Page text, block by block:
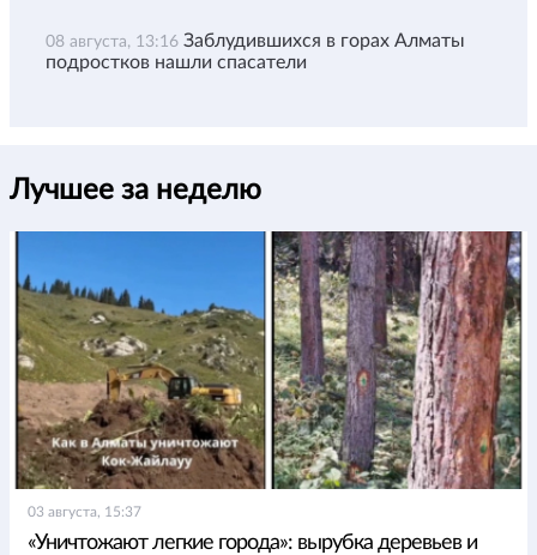
08 августа, 13:16 Заблудившихся в горах Алматы
подростков нашли спасатели
Лучшее за неделю
03 августа, 15:37
«Уничтожают легкие города»: вырубка деревьев и